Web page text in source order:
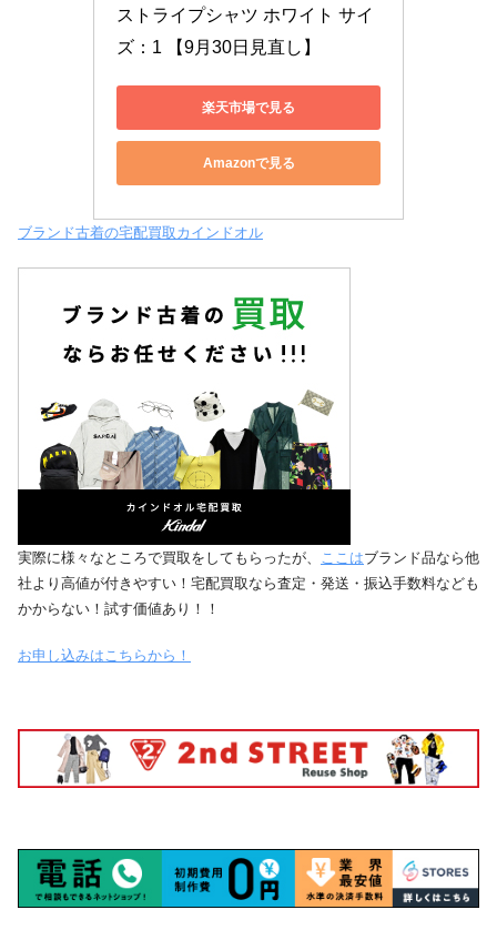
ストライプシャツ ホワイト サイ
ズ：1 【9月30日見直し】
楽天市場で見る
Amazonで見る
ブランド古着の宅配買取カインドオル
実際に様々なところで買取をしてもらったが、 ここはブランド品なら他
社より高値が付きやすい！宅配買取なら査定・発送・振込手数料なども
かからない！試す価値あり！！
お申し込みはこちらから！